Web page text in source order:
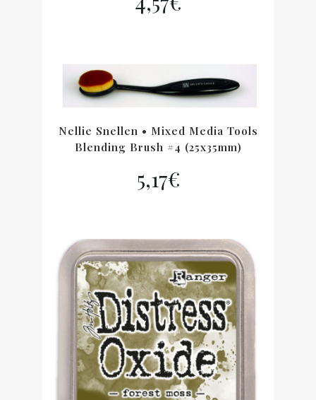
Nellie Snellen • Mixed Media Tools
Blending Brush #4 (25x35mm)
5,17€